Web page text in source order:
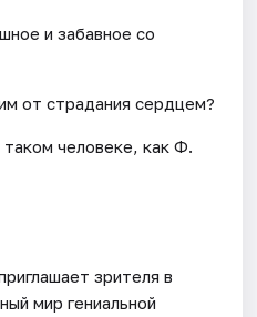
и забавное со
от страдания сердцем?
человеке, как Ф.
зрителя в
мир гениальной